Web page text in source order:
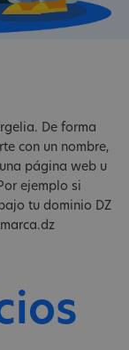
De forma
con un nombre,
página web u
ejemplo si
tu dominio DZ